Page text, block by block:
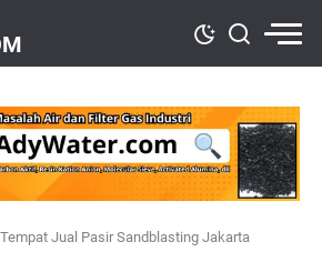
Tempat Jual Pasir Sandblasting Jakarta